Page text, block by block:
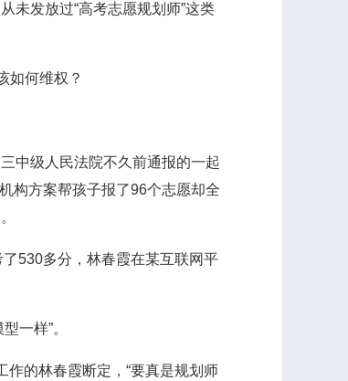
未发放过“高考志愿规划师”这类
如何维权？
中级人民法院不久前通报的一起
构方案帮孩子报了96个志愿却全
530多分，林春霞在某互联网平
一样”。
的林春霞断定，“要真是规划师